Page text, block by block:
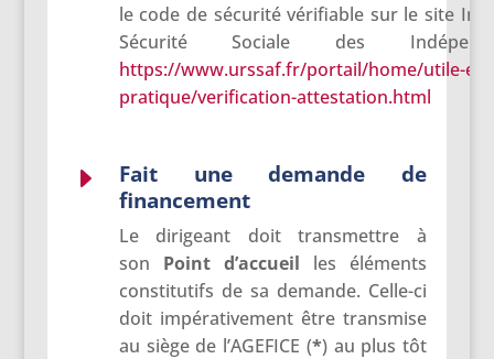
le code de sécurité vérifiable sur le site
Sécurité Sociale des
https://www.urssaf.fr/portail/home/utile-et-
pratique/verification-attestation.html
E
Fait une demande de
financement
Le dirigeant doit transmettre à
son Point d’accueil les éléments
constitutifs de sa demande. Celle-ci
doit impérativement être transmise
au siège de l’AGEFICE (*) au plus tôt